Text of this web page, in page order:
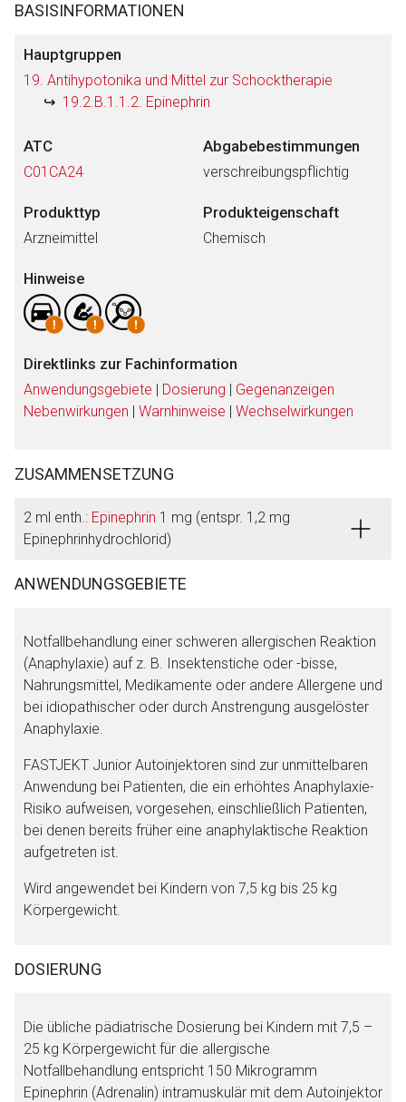
BASISINFORMATIONEN
Hauptgruppen
19. Antihypotonika und Mittel zur Schocktherapie
19.2.B.1.1.2. Epinephrin
ATC
C01CA24
Abgabebestimmungen
verschreibungspflichtig
Produkttyp
Arzneimittel
Produkteigenschaft
Chemisch
Hinweise
Direktlinks zur Fachinformation
Anwendungsgebiete | Dosierung | Gegenanzeigen
Nebenwirkungen | Warnhinweise | Wechselwirkungen
ZUSAMMENSETZUNG
2 ml enth.: Epinephrin 1 mg (entspr. 1,2 mg
Epinephrinhydrochlorid)
ANWENDUNGSGEBIETE
Notfallbehandlung einer schweren allergischen Reaktion
(Anaphylaxie) auf z. B. Insektenstiche oder -bisse,
Nahrungsmittel, Medikamente oder andere Allergene und
bei idiopathischer oder durch Anstrengung ausgelöster
Anaphylaxie.
FASTJEKT Junior Autoinjektoren sind zur unmittelbaren
Anwendung bei Patienten, die ein erhöhtes Anaphylaxie-
Risiko aufweisen, vorgesehen, einschließlich Patienten,
bei denen bereits früher eine anaphylaktische Reaktion
aufgetreten ist.
Wird angewendet bei Kindern von 7,5 kg bis 25 kg
Körpergewicht.
DOSIERUNG
Die übliche pädiatrische Dosierung bei Kindern mit 7,5 –
25 kg Körpergewicht für die allergische
Notfallbehandlung entspricht 150 Mikrogramm
Epinephrin (Adrenalin) intramuskulär mit dem Autoinjektor
Aufruf einer externen Seite
Der von Ihnen aufgerufene Link öffnet eine externe Web-
Betreiber verantwortlich. Ebenso gelten dort ggf. andere
Datenschutzbestimmungen.